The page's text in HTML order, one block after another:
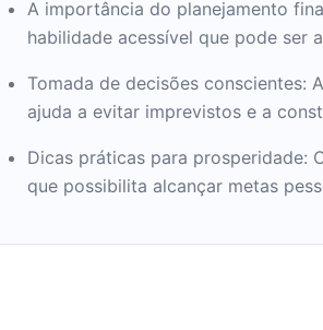
finanças dos negócios, planejamento
doméstica, desenvolve treinamentos,
para diversos públicos por todo o
Revista Época um dos 100
educação financeira, participou de
importantes como consultor e
respeitadas instituições e empresas
A importância do planejamento
habilidade acessível que pode ser
Tomada de decisões conscientes:
ajuda a evitar imprevistos e a
Dicas práticas para prosperidade:
que possibilita alcançar metas